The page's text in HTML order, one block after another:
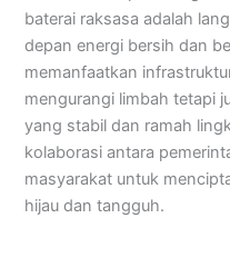
baterai raksasa adalah
depan energi bersih dan
memanfaatkan
mengurangi limbah tetapi
yang stabil dan ramah
kolaborasi antara
masyarakat untuk
hijau dan tangguh.